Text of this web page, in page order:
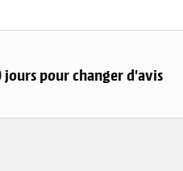
jours pour changer d'avis